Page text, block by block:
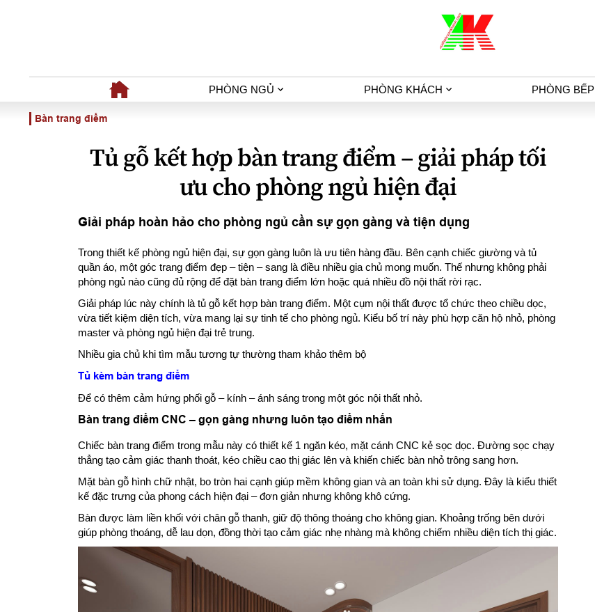
PHÒNG NGỦ PHÒNG KHÁCH PHÒNG BẾP
Bàn trang điểm
Tủ gỗ kết hợp bàn trang điểm – giải pháp tối
ưu cho phòng ngủ hiện đại
Giải pháp hoàn hảo cho phòng ngủ cần sự gọn gàng và tiện dụng
Trong thiết kế phòng ngủ hiện đại, sự gọn gàng luôn là ưu tiên hàng đầu. Bên cạnh chiếc giường và tủ
quần áo, một góc trang điểm đẹp – tiện – sang là điều nhiều gia chủ mong muốn. Thế nhưng không phải
phòng ngủ nào cũng đủ rộng để đặt bàn trang điểm lớn hoặc quá nhiều đồ nội thất rời rạc.
Giải pháp lúc này chính là tủ gỗ kết hợp bàn trang điểm. Một cụm nội thất được tổ chức theo chiều dọc,
vừa tiết kiệm diện tích, vừa mang lại sự tinh tế cho phòng ngủ. Kiểu bố trí này phù hợp căn hộ nhỏ, phòng
master và phòng ngủ hiện đại trẻ trung.
Nhiều gia chủ khi tìm mẫu tương tự thường tham khảo thêm bộ
Tủ kèm bàn trang điểm
Để có thêm cảm hứng phối gỗ – kính – ánh sáng trong một góc nội thất nhỏ.
Bàn trang điểm CNC – gọn gàng nhưng luôn tạo điểm nhấn
Chiếc bàn trang điểm trong mẫu này có thiết kế 1 ngăn kéo, mặt cánh CNC kẻ sọc dọc. Đường sọc chạy
thẳng tạo cảm giác thanh thoát, kéo chiều cao thị giác lên và khiến chiếc bàn nhỏ trông sang hơn.
Mặt bàn gỗ hình chữ nhật, bo tròn hai cạnh giúp mềm không gian và an toàn khi sử dụng. Đây là kiểu thiết
kế đặc trưng của phong cách hiện đại – đơn giản nhưng không khô cứng.
Bàn được làm liền khối với chân gỗ thanh, giữ độ thông thoáng cho không gian. Khoảng trống bên dưới
giúp phòng thoáng, dễ lau dọn, đồng thời tạo cảm giác nhẹ nhàng mà không chiếm nhiều diện tích thị giác.